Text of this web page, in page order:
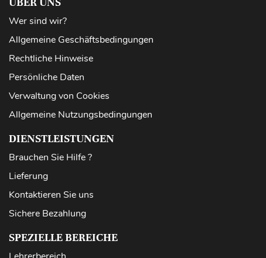
Wer sind wir?
Allgemeine Geschäftsbedingungen
Rechtliche Hinweise
Persönliche Daten
Verwaltung von Cookies
Allgemeine Nutzungsbedingungen
DIENSTLEISTUNGEN
Brauchen Sie Hilfe ?
Lieferung
Kontaktieren Sie uns
Sichere Bezahlung
SPEZIELLE BEREICHE